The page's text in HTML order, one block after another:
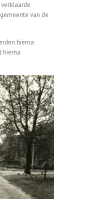
van de
hierna
hierna